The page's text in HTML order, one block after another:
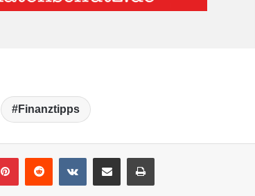
Finanztipps
VKontakte